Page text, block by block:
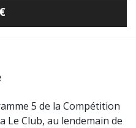
5 de la Compétition
Le Club, au lendemain de